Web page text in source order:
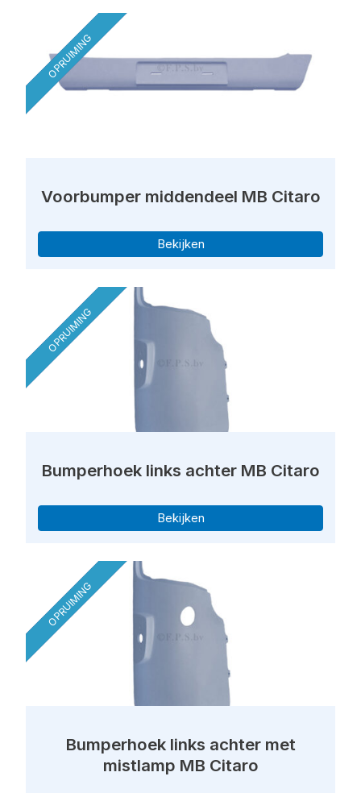
OPRUIMING
Voorbumper middendeel MB Citaro
Bekijken
OPRUIMING
Bumperhoek links achter MB Citaro
Bekijken
OPRUIMING
Bumperhoek links achter met
mistlamp MB Citaro